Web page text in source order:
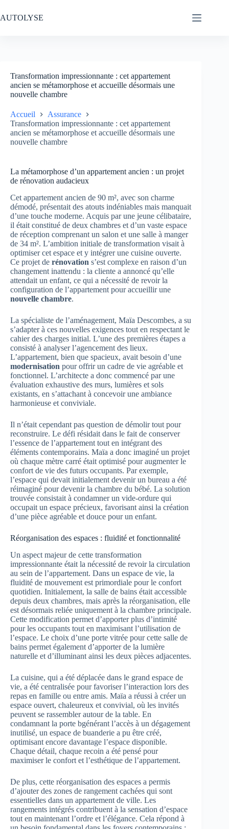
au
contenu
AUTOLYSE
Transformation impressionnante : cet appartement
ancien se métamorphose et accueille désormais une
nouvelle chambre
Accueil
Assurance
Transformation impressionnante : cet appartement
ancien se métamorphose et accueille désormais une
nouvelle chambre
La métamorphose d’un appartement ancien : un projet
de rénovation audacieux
Cet appartement ancien de 90 m², avec son charme
démodé, présentait des atouts indéniables mais manquait
d’une touche moderne. Acquis par une jeune célibataire,
il était constitué de deux chambres et d’un vaste espace
de réception comprenant un salon et une salle à manger
de 34 m². L’ambition initiale de transformation visait à
optimiser cet espace et y intégrer une cuisine ouverte.
Ce projet de rénovation s’est complexe en raison d’un
changement inattendu : la cliente a annoncé qu’elle
attendait un enfant, ce qui a nécessité de revoir la
configuration de l’appartement pour accueillir une
nouvelle chambre.
La spécialiste de l’aménagement, Maïa Descombes, a su
s’adapter à ces nouvelles exigences tout en respectant le
cahier des charges initial. L’une des premières étapes a
consisté à analyser l’agencement des lieux.
L’appartement, bien que spacieux, avait besoin d’une
modernisation pour offrir un cadre de vie agréable et
fonctionnel. L’architecte a donc commencé par une
évaluation exhaustive des murs, lumières et sols
existants, en s’attachant à concevoir une ambiance
harmonieuse et conviviale.
Il n’était cependant pas question de démolir tout pour
reconstruire. Le défi résidait dans le fait de conserver
l’essence de l’appartement tout en intégrant des
éléments contemporains. Maïa a donc imaginé un projet
où chaque mètre carré était optimisé pour augmenter le
confort de vie des futurs occupants. Par exemple,
l’espace qui devait initialement devenir un bureau a été
réimaginé pour devenir la chambre du bébé. La solution
trouvée consistait à condamner un vide-ordure qui
occupait un espace précieux, favorisant ainsi la création
d’une pièce agréable et douce pour un enfant.
Réorganisation des espaces : fluidité et fonctionnalité
Un aspect majeur de cette transformation
impressionnante était la nécessité de revoir la circulation
au sein de l’appartement. Dans un espace de vie, la
fluidité de mouvement est primordiale pour le confort
quotidien. Initialement, la salle de bains était accessible
depuis deux chambres, mais après la réorganisation, elle
est désormais reliée uniquement à la chambre principale.
Cette modification permet d’apporter plus d’intimité
pour les occupants tout en maximisant l’utilisation de
l’espace. Le choix d’une porte vitrée pour cette salle de
bains permet également d’apporter de la lumière
naturelle et d’illuminant ainsi les deux pièces adjacentes.
La cuisine, qui a été déplacée dans le grand espace de
vie, a été centralisée pour favoriser l’interaction lors des
repas en famille ou entre amis. Maïa a réussi à créer un
espace ouvert, chaleureux et convivial, où les invités
peuvent se rassembler autour de la table. En
condamnant la porte bgénérant l’accès à un dégagement
inutilisé, un espace de buanderie a pu être créé,
optimisant encore davantage l’espace disponible.
Chaque détail, chaque recoin a été pensé pour
maximiser le confort et l’esthétique de l’appartement.
De plus, cette réorganisation des espaces a permis
d’ajouter des zones de rangement cachées qui sont
essentielles dans un appartement de ville. Les
rangements intégrés contribuent à la sensation d’espace
tout en maintenant l’ordre et l’élégance. Cela répond à